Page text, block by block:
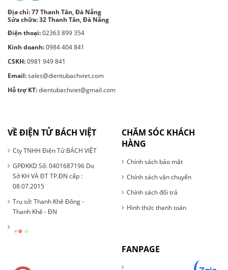
Địa chỉ:77 Thanh Tân, Đà Nẵng
Sửa chữa: 32 Thanh Tân, Đà Nẵng
Điện thoại:02363 899 354
Kinh doanh:0984 404 841
CSKH:0981 949 841
Email:sales@dientubachviet.com
Hỗ trợ KT:dientubachviet@gmail.com
VỀ ĐIỆN TỬ BÁCH VIỆT
Cty TNHH Điện Tử BÁCH VIỆT
GPĐKKD Số: 0401687196 Do
Sở KH VÀ ĐT TP.ĐN cấp :
08.07.2015
Trụ sở: Thanh Khê Đông -
Thanh Khê - ĐN
CHĂM SÓC KHÁCH
HÀNG
Chính sách bảo mật
Chính sách vận chuyển
Chính sách đổi trả
Hình thức thanh toán
FANPAGE